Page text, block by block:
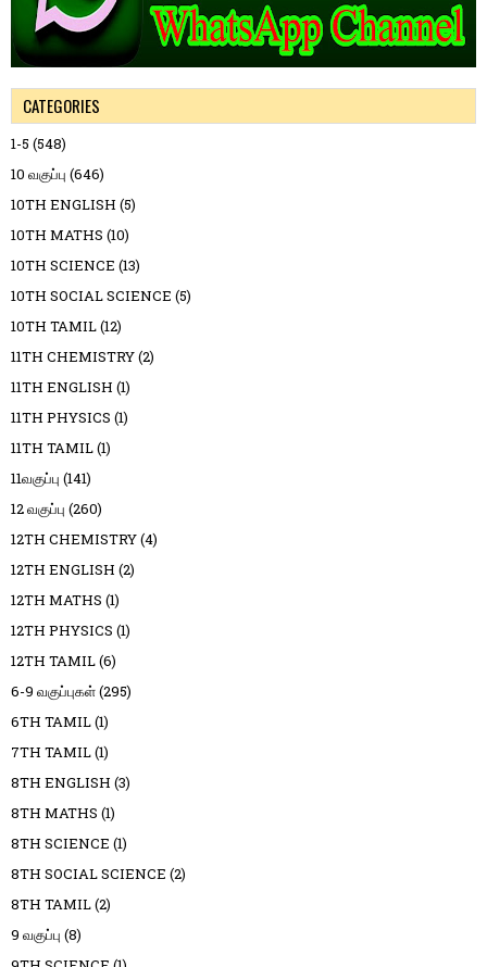
CATEGORIES
1-5 (548)
10 வகுப்பு (646)
10TH ENGLISH (5)
10TH MATHS (10)
10TH SCIENCE (13)
10TH SOCIAL SCIENCE (5)
10TH TAMIL(12)
11TH CHEMISTRY(2)
11TH ENGLISH (1)
11TH PHYSICS (1)
11TH TAMIL(1)
11வகுப்பு (141)
12 வகுப்பு (260)
12TH CHEMISTRY(4)
12TH ENGLISH (2)
12TH MATHS (1)
12TH PHYSICS (1)
12TH TAMIL(6)
6-9 வகுப்புகள்(295)
6TH TAMIL(1)
7TH TAMIL(1)
8TH ENGLISH (3)
8TH MATHS (1)
8TH SCIENCE (1)
8TH SOCIAL SCIENCE (2)
8TH TAMIL(2)
9 வகுப்பு (8)